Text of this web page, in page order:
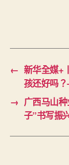
← 新华全媒+
孩还好吗
→ 广西马山
子”书写振